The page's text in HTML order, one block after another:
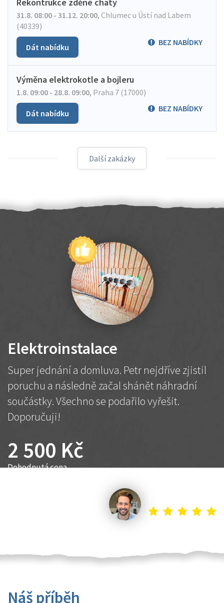
31.8. 08:00 - 31.12. 20:00, Chlumec u Ústí nad Labem
(40339)
BEZ NABÍDKY
Dát nabídku
Výměna elektrokotle a bojleru
1.8. 09:00 - 28.8. 09:00, Praha 7 (17000)
BEZ NABÍDKY
Dát nabídku
Další zakázky
Elektroinstalace
Super jednání a domluva. Petr nejdříve zjistil
poruchu a následně začal shánět náhradní
součástky. Všechno se podařilo vyřešit.
Doporučuji!
2 500 Kč
Dohodnutá cena
Náš příběh